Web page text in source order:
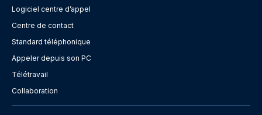
Logiciel centre d’appel
Centre de contact
Standard téléphonique
Appeler depuis son PC
Télétravail
Collaboration